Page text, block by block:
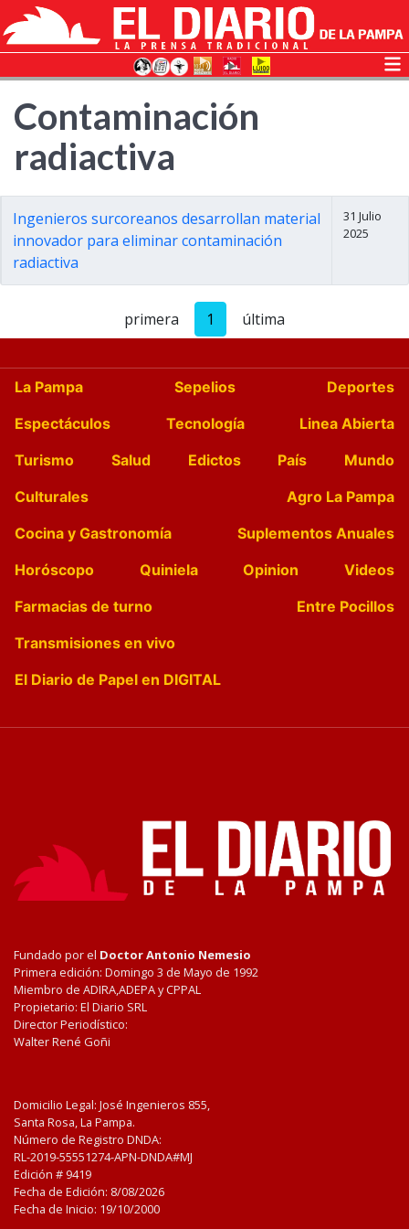
Contaminación
radiactiva
Ingenieros surcoreanos desarrollan material
innovador para eliminar contaminación
radiactiva
31 Julio
2025
primera 1 última
La Pampa Sepelios
Deportes
Espectáculos
Tecnología
Linea Abierta
Turismo
Salud Edictos País
Mundo
Culturales
Agro La Pampa
Cocina y Gastronomía
Suplementos Anuales
Horóscopo
Quiniela Opinion
Videos
Farmacias de turno
Entre Pocillos
Transmisiones en vivo
El Diario de Papel en DIGITAL
Fundado por el Doctor Antonio Nemesio
Primera edición: Domingo 3 de Mayo de 1992
Miembro de ADIRA,ADEPA y CPPAL
Propietario: El Diario SRL
Director Periodístico:
Walter René Goñi
Domicilio Legal: José Ingenieros 855,
Santa Rosa, La Pampa.
Número de Registro DNDA:
RL-2019-55551274-APN-DNDA#MJ
Edición # 9419
Fecha de Edición: 8/08/2026
Fecha de Inicio: 19/10/2000